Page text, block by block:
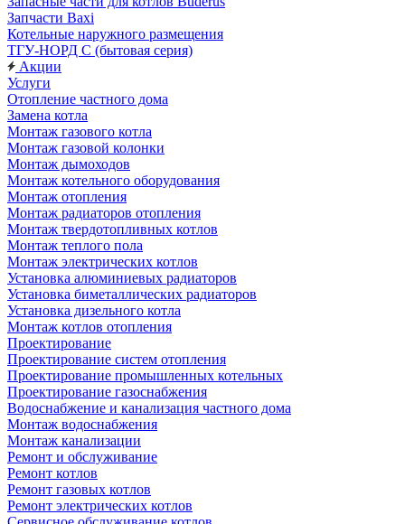
Запчасти Baxi
Котельные наружного размещения
ТГУ-НОРД С (бытовая серия)
Акции
Услуги
Отопление частного дома
Замена котла
Монтаж газового котла
Монтаж газовой колонки
Монтаж дымоходов
Монтаж котельного оборудования
Монтаж отопления
Монтаж радиаторов отопления
Монтаж твердотопливных котлов
Монтаж теплого пола
Монтаж электрических котлов
Установка алюминиевых радиаторов
Установка биметаллических радиаторов
Установка дизельного котла
Монтаж котлов отопления
Проектирование
Проектирование систем отопления
Проектирование промышленных котельных
Проектирование газоснабжения
Водоснабжение и канализация частного дома
Монтаж водоснабжения
Монтаж канализации
Ремонт и обслуживание
Ремонт котлов
Ремонт газовых котлов
Ремонт электрических котлов